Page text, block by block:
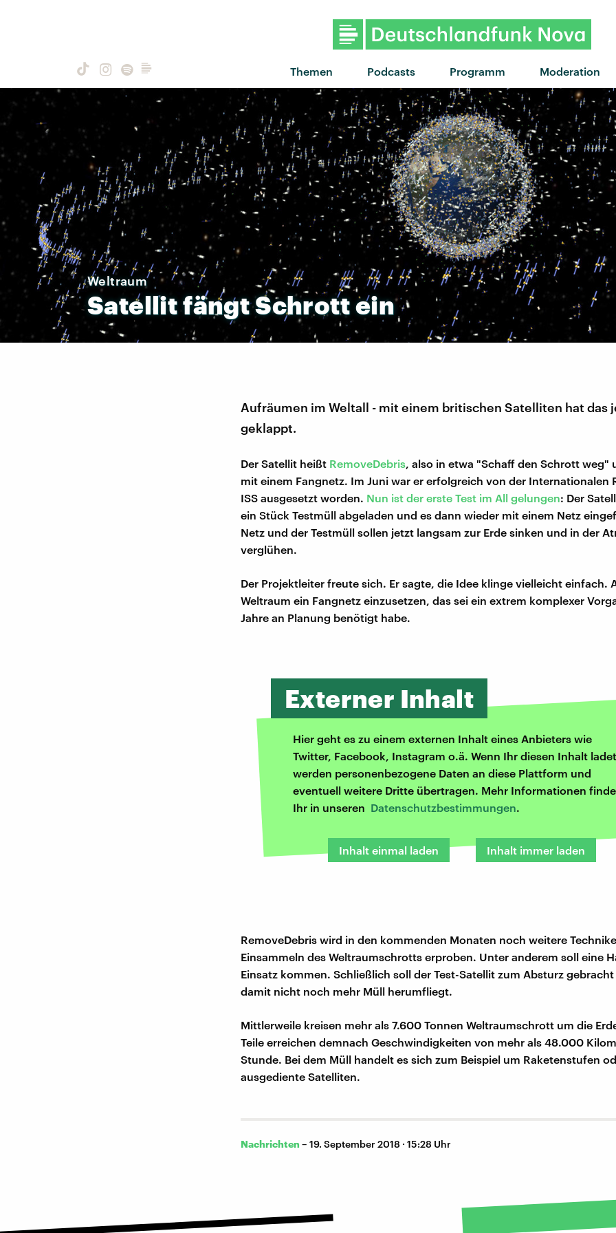
Themen Podcasts Programm Moderation
"Eastside Girls" von
Weltraum
SatellitfängtSchrottein
Aufräumen im Weltall - mit einem britischen Satelliten hat das
geklappt.
Der Satellit heißt RemoveDebris, also in etwa "Schaff den Schrott weg"
mit einem Fangnetz. Im Juni war er erfolgreich von der Internationalen
ISS ausgesetzt worden. Nun ist der erste Test im All gelungen: Der
ein Stück Testmüll abgeladen und es dann wieder mit einem Netz
Netz und der Testmüll sollen jetzt langsam zur Erde sinken und in der
verglühen.
Der Projektleiter freute sich. Er sagte, die Idee klinge vielleicht einfach.
Weltraum ein Fangnetz einzusetzen, das sei ein extrem komplexer
Jahre an Planung benötigt habe.
Externer Inhalt
Hier geht es zu einem externen Inhalt eines Anbieters wie
Twitter, Facebook, Instagram o.ä. Wenn Ihr diesen Inhalt
werden personenbezogene Daten an diese Plattform und
eventuell weitere Dritte übertragen. Mehr Informationen
Ihr in unseren Datenschutzbestimmungen.
Inhalt einmal laden Inhalt immer laden
RemoveDebris wird in den kommenden Monaten noch weitere
Einsammeln des Weltraumschrotts erproben. Unter anderem soll eine
Einsatz kommen. Schließlich soll der Test-Satellit zum Absturz
damit nicht noch mehr Müll herumfliegt.
Mittlerweile kreisen mehr als 7.600 Tonnen Weltraumschrott um die
Teile erreichen demnach Geschwindigkeiten von mehr als 48.000
Stunde. Bei dem Müll handelt es sich zum Beispiel um Raketenstufen
ausgediente Satelliten.
Nachrichten – 19. September 2018 · 15:28 Uhr